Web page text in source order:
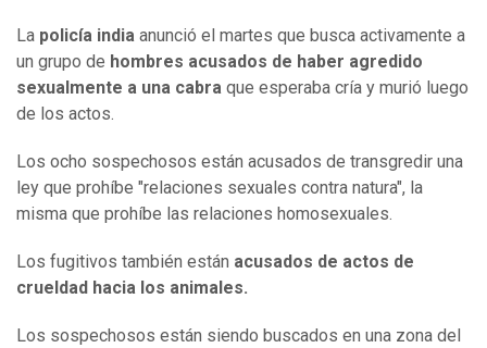
La policía india anunció el martes que busca activamente a
un grupo de hombres acusados de haber agredido
sexualmente a una cabra que esperaba cría y murió luego
de los actos.
Los ocho sospechosos están acusados de transgredir una
ley que prohíbe "relaciones sexuales contra natura", la
misma que prohíbe las relaciones homosexuales.
Los fugitivos también están acusados de actos de
crueldad hacia los animales.
Los sospechosos están siendo buscados en una zona del